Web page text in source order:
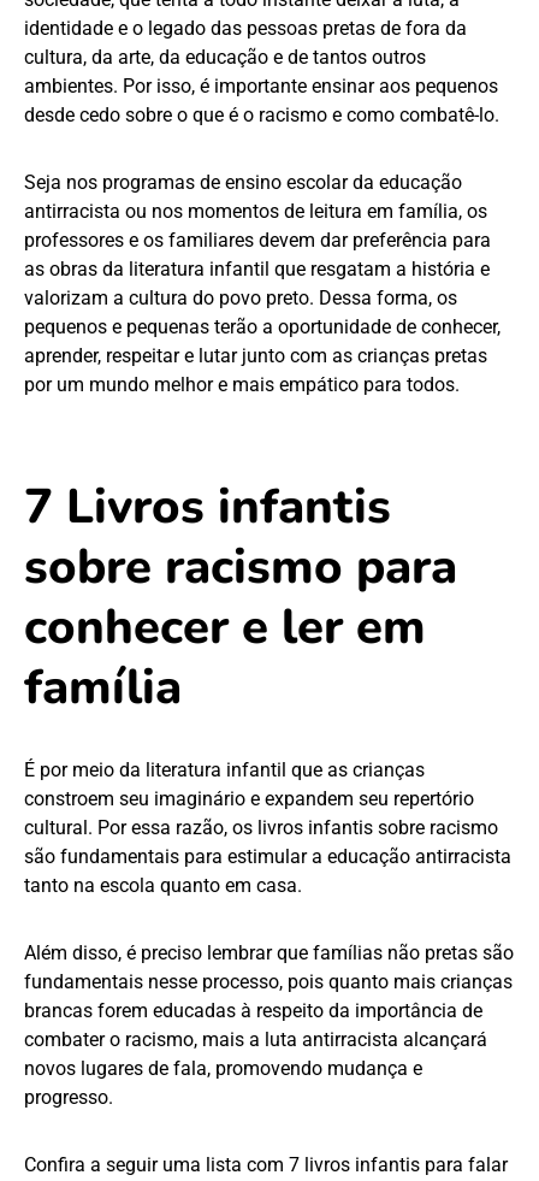
identidade e o legado das pessoas pretas de fora da
cultura, da arte, da educação e de tantos outros
ambientes. Por isso, é importante ensinar aos pequenos
desde cedo sobre o que é o racismo e como combatê-lo.
Seja nos programas de ensino escolar da educação
antirracista ou nos momentos de leitura em família, os
professores e os familiares devem dar preferência para
as obras da literatura infantil que resgatam a história e
valorizam a cultura do povo preto. Dessa forma, os
pequenos e pequenas terão a oportunidade de conhecer,
aprender, respeitar e lutar junto com as crianças pretas
por um mundo melhor e mais empático para todos.
7 Livros infantis
sobre racismo para
conhecer e ler em
família
É por meio da literatura infantil que as crianças
constroem seu imaginário e expandem seu repertório
cultural. Por essa razão, os livros infantis sobre racismo
são fundamentais para estimular a educação antirracista
tanto na escola quanto em casa.
Além disso, é preciso lembrar que famílias não pretas são
fundamentais nesse processo, pois quanto mais crianças
brancas forem educadas à respeito da importância de
combater o racismo, mais a luta antirracista alcançará
novos lugares de fala, promovendo mudança e
progresso.
Confira a seguir uma lista com 7 livros infantis para falar